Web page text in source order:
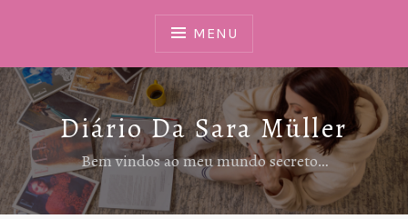
MENU
Diário Da Sara Müller
Bem vindos ao meu mundo secreto…